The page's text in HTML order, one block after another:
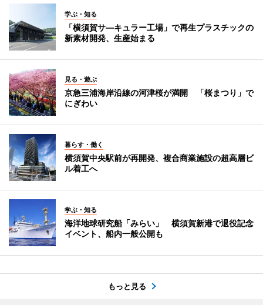
学ぶ・知る
「横須賀サ―キュラー工場」で再生プラスチックの
新素材開発、生産始まる
見る・遊ぶ
京急三浦海岸沿線の河津桜が満開 「桜まつり」で
にぎわい
暮らす・働く
横須賀中央駅前が再開発、複合商業施設の超高層ビ
ル着工へ
学ぶ・知る
海洋地球研究船「みらい」 横須賀新港で退役記念
イベント、船内一般公開も
もっと見る